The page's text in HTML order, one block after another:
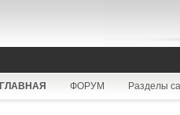
ГЛАВНАЯ ФОРУМ Разделы